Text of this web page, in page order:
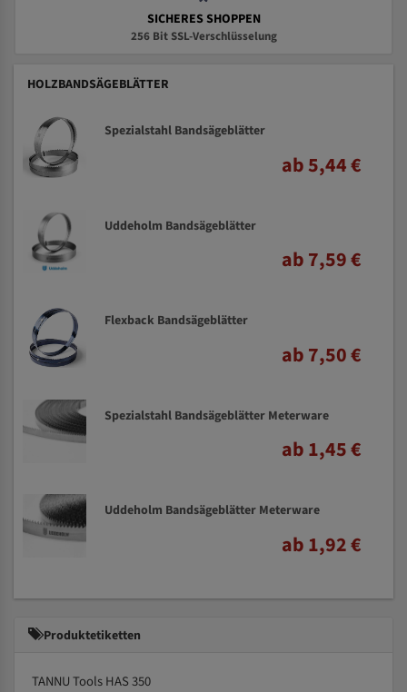
SICHERES SHOPPEN
256 Bit SSL-Verschlüsselung
HOLZBANDSÄGEBLÄTTER
Spezialstahl Bandsägeblätter
ab 5,44 €
Uddeholm Bandsägeblätter
ab 7,59 €
Flexback Bandsägeblätter
ab 7,50 €
Spezialstahl Bandsägeblätter Meterware
ab 1,45 €
Uddeholm Bandsägeblätter Meterware
ab 1,92 €
Produktetiketten
TANNU Tools HAS 350